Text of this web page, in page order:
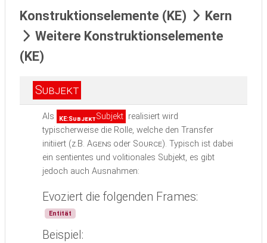
Konstruktionselemente (KE)
Kern
Weitere Konstruktionselemente
(KE)
Subjekt
Als KE:SubjektSubjekt realisiert wird
typischerweise die Rolle, welche den Transfer
initiiert (z.B.Agens oder Source). Typisch ist dabei
ein sentientes und volitionales Subjekt, es gibt
jedoch auch Ausnahmen:
Evoziert die folgenden Frames:
Entität
Beispiel: